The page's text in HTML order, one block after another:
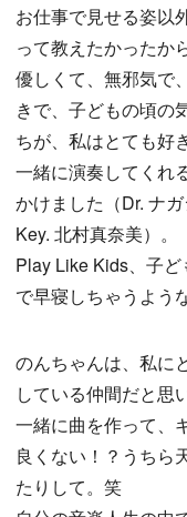
お仕事で見せる姿以
って教えたかったか
優しくて、無邪気で
きで、子どもの頃の
ちが、私はとても好
一緒に演奏してくれ
かけました（Dr. ナ
Key. 北村真奈美）。
Play Like Kids、子
で早寝しちゃうよう
のんちゃんは、私に
している仲間だと思
一緒に曲を作って
良くない！？うちら
たりして。笑